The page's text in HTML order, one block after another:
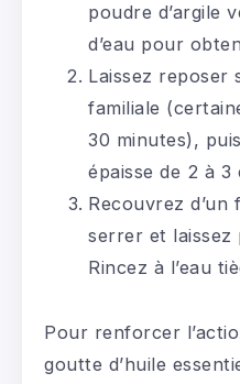
poudre d’argile
d’eau pour
Laissez reposer
familiale
30 minutes),
épaisse de 2 à
Recouvrez d’un
serrer et laissez
Rincez à l’eau
Pour renforcer
goutte d’huile